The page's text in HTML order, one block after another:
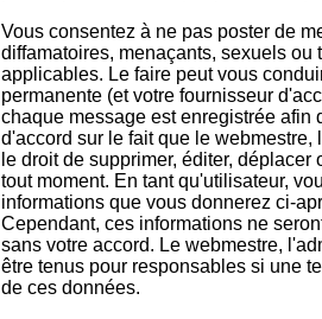
Vous consentez à ne pas poster de
diffamatoires, menaçants, sexuels
applicables. Le faire peut vous
permanente (et votre fournisseur
chaque message est enregistrée afin
d'accord sur le fait que le
le droit de supprimer, éditer,
tout moment. En tant qu'utilisateur,
informations que vous donnerez ci-
Cependant, ces informations ne
sans votre accord. Le webmestre,
être tenus pour responsables si une
de ces données.